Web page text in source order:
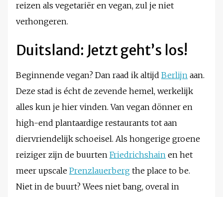
reizen als vegetariër en vegan, zul je niet
verhongeren.
Duitsland: Jetzt geht’s los!
Beginnende vegan? Dan raad ik altijd Berlijn aan.
Deze stad is écht de zevende hemel, werkelijk
alles kun je hier vinden. Van vegan dönner en
high-end plantaardige restaurants tot aan
diervriendelijk schoeisel. Als hongerige groene
reiziger zijn de buurten Friedrichshain en het
meer upscale Prenzlauerberg the place to be.
Niet in de buurt? Wees niet bang, overal in